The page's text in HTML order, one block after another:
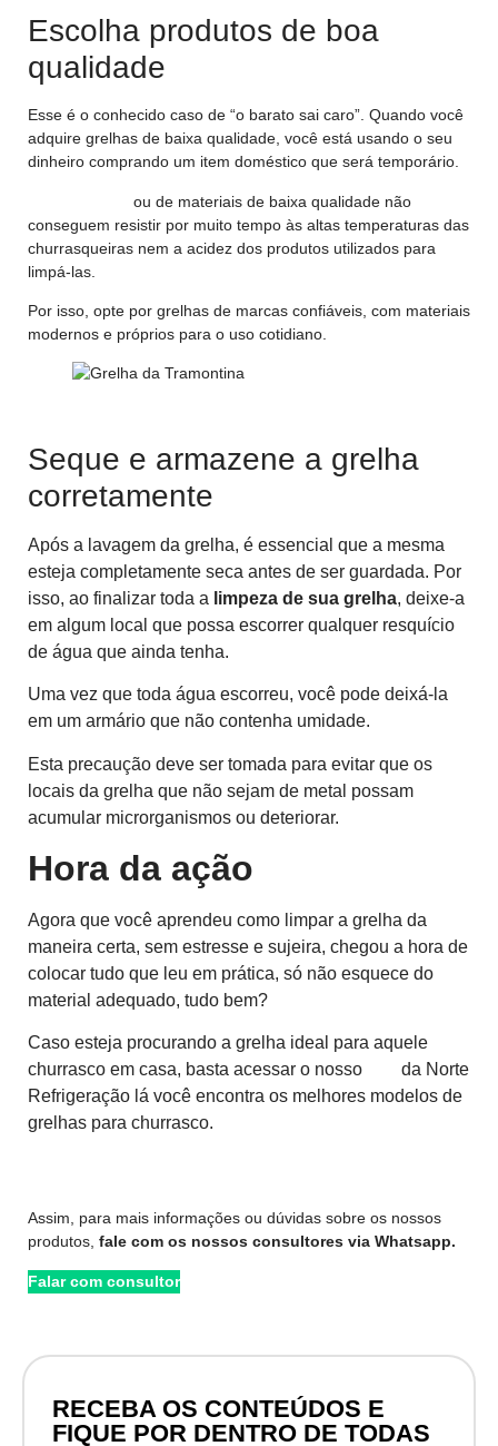
Escolha produtos de boa
qualidade
Esse é o conhecido caso de “o barato sai caro”. Quando você
adquire grelhas de baixa qualidade, você está usando o seu
dinheiro comprando um item doméstico que será temporário.
ou de materiais de baixa qualidade não
conseguem resistir por muito tempo às altas temperaturas das
churrasqueiras nem a acidez dos produtos utilizados para
limpá-las.
Por isso, opte por grelhas de marcas confiáveis, com materiais
modernos e próprios para o uso cotidiano.
Seque e armazene a grelha
corretamente
Após a lavagem da grelha, é essencial que a mesma
esteja completamente seca antes de ser guardada. Por
isso, ao finalizar toda a limpeza de sua grelha, deixe-a
em algum local que possa escorrer qualquer resquício
de água que ainda tenha.
Uma vez que toda água escorreu, você pode deixá-la
em um armário que não contenha umidade.
Esta precaução deve ser tomada para evitar que os
locais da grelha que não sejam de metal possam
acumular microrganismos ou deteriorar.
Hora da ação
Agora que você aprendeu como limpar a grelha da
maneira certa, sem estresse e sujeira, chegou a hora de
colocar tudo que leu em prática, só não esquece do
material adequado, tudo bem?
Caso esteja procurando a grelha ideal para aquele
churrasco em casa, basta acessar o nosso
da Norte
Refrigeração lá você encontra os melhores modelos de
grelhas para churrasco.
Assim, para mais informações ou dúvidas sobre os nossos
produtos, fale com os nossos consultores via Whatsapp.
Falar com consultor
RECEBA OS CONTEÚDOS E
FIQUE POR DENTRO DE TODAS